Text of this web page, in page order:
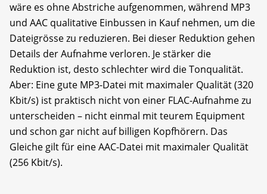
wäre es ohne Abstriche aufgenommen, während MP3
und AAC qualitative Einbussen in Kauf nehmen, um die
Dateigrösse zu reduzieren. Bei dieser Reduktion gehen
Details der Aufnahme verloren. Je stärker die
Reduktion ist, desto schlechter wird die Tonqualität.
Aber: Eine gute MP3-Datei mit maximaler Qualität (320
Kbit/s) ist praktisch nicht von einer FLAC-Aufnahme zu
unterscheiden – nicht einmal mit teurem Equipment
und schon gar nicht auf billigen Kopfhörern. Das
Gleiche gilt für eine AAC-Datei mit maximaler Qualität
(256 Kbit/s).